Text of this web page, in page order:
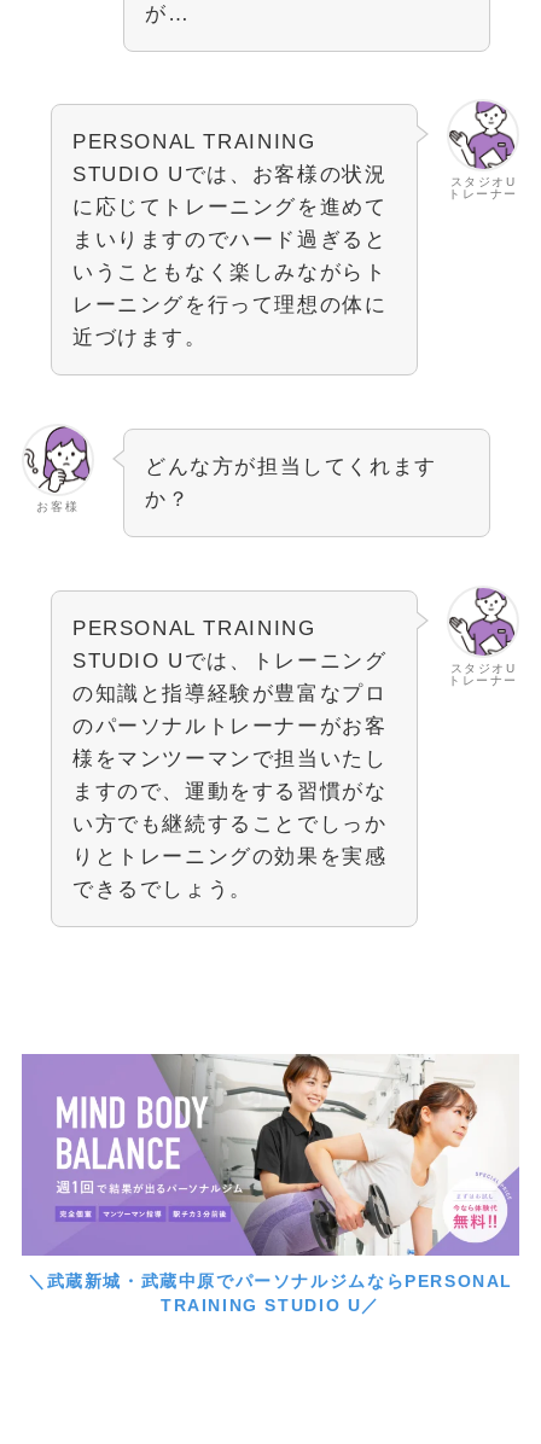
が…
スタジオU
トレーナー
PERSONAL TRAINING
STUDIO Uでは、お客様の状況
に応じてトレーニングを進めて
まいりますのでハード過ぎると
いうこともなく楽しみながらト
レーニングを行って理想の体に
近づけます。
お客様
どんな方が担当してくれます
か？
スタジオU
トレーナー
PERSONAL TRAINING
STUDIO Uでは、トレーニング
の知識と指導経験が豊富なプロ
のパーソナルトレーナーがお客
様をマンツーマンで担当いたし
ますので、運動をする習慣がな
い方でも継続することでしっか
りとトレーニングの効果を実感
できるでしょう。
＼武蔵新城・武蔵中原でパーソナルジムならPERSONAL
TRAINING STUDIO U／